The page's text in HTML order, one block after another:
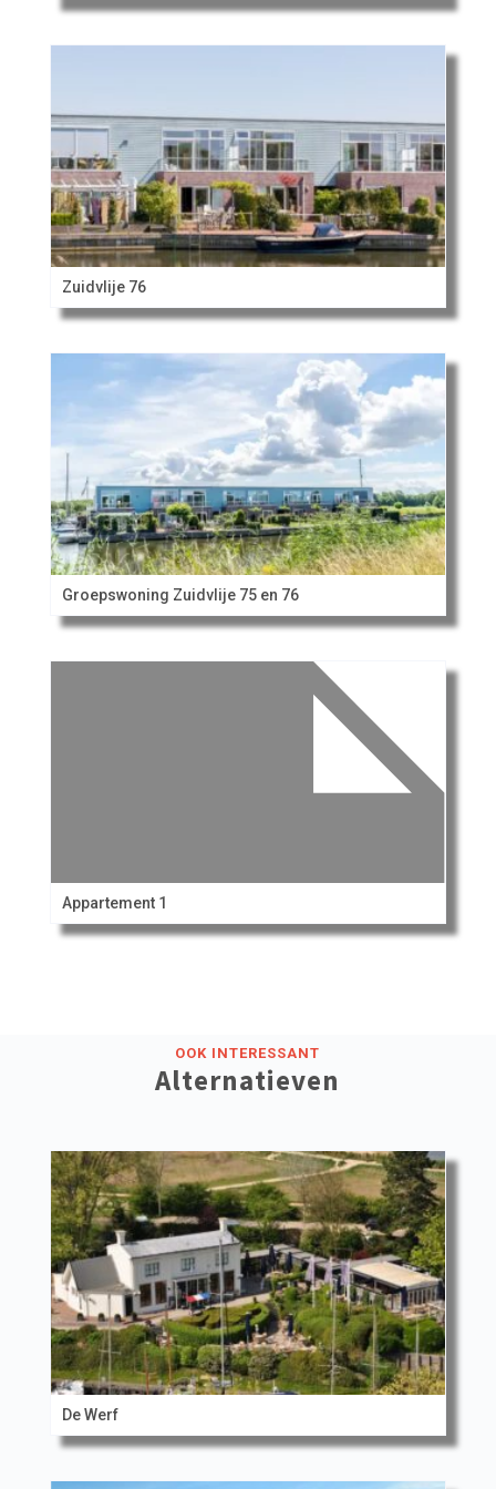
Zuidvlije 76
Groepswoning Zuidvlije 75 en 76
Appartement 1
OOK INTERESSANT
Alternatieven
De Werf